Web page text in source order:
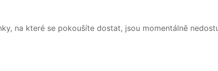
na které se pokoušíte dostat, jsou momentálně